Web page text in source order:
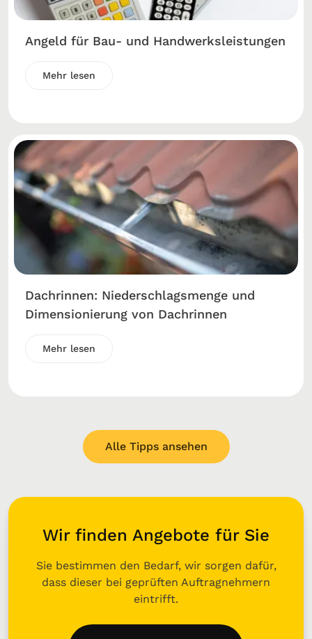
Angeld für Bau- und Handwerksleistungen
Mehr lesen
Dachrinnen: Niederschlagsmenge und
Dimensionierung von Dachrinnen
Mehr lesen
Alle Tipps ansehen
Wir finden Angebote für Sie
Sie bestimmen den Bedarf, wir sorgen dafür,
dass dieser bei geprüften Auftragnehmern
eintrifft.